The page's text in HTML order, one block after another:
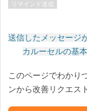
リマインド送信
投
ナ
ビ
ゲ
送信したメッセージ
カルーセルの基
このページでわかり
ンから改善リクエス